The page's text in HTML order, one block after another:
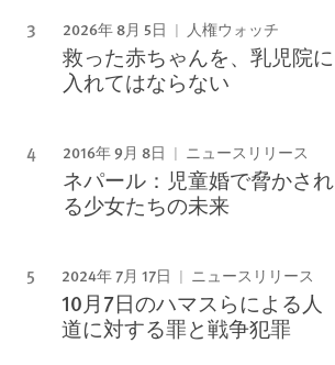
2026年 8月 5日 人権ウォッチ
救った赤ちゃんを、乳児院に
入れてはならない
2016年 9月 8日 ニュースリリース
ネパール：児童婚で脅かされ
る少女たちの未来
2024年 7月 17日 ニュースリリース
10月7日のハマスらによる人
道に対する罪と戦争犯罪